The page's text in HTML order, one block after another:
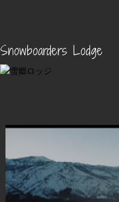
Snowboarders Lodge